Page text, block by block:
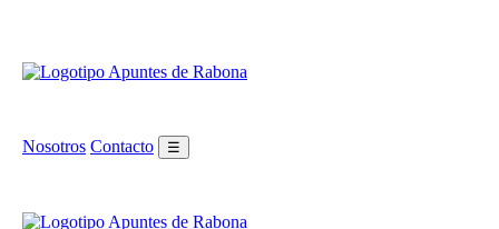
Nosotros Contacto ☰